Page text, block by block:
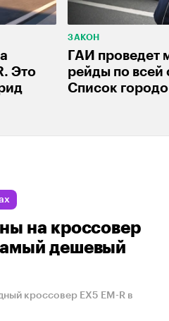
Это
ЗАКОН
ГАИ проведет
рейды по всей
Список
на кроссовер
дешевый
кроссовер EX5 EM-R в